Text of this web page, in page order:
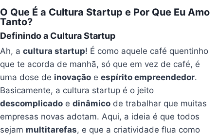
O Que É a Cultura Startup e Por Que Eu Amo
Tanto?
Definindo a Cultura Startup
Ah, acultura startup! É como aquele café quentinho
que te acorda de manhã, só que em vez de café, é
uma dose de inovação eespírito empreendedor.
Basicamente, a cultura startup é o jeito
descomplicado edinâmico de trabalhar que muitas
empresas novas adotam. Aqui, a ideia é que todos
sejam multitarefas, e que a criatividade flua como